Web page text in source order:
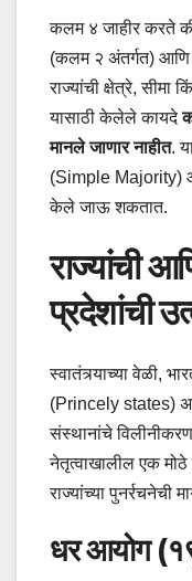
कलम ४ जाहीर करते की
(कलम २ अंतर्गत) आणि
राज्यांची क्षेत्रे, सीमा
यासाठी केलेले कायदे
मानले जाणार नाहीत.
(Simple Majority)
केले जाऊ शकतात.
राज्यांची
प्रदेशांची
स्वातंत्र्याच्या वेळी,
(Princely states)
संस्थानांचे
नेतृत्वाखालील एक मोठे
राज्यांच्या पुनर्रचनेची
धर आयोग